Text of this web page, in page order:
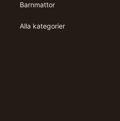
Barnmattor
Alla kategorier